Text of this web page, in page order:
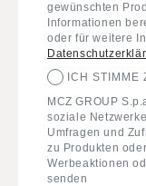
gewünschten
Informationen
oder für weitere
ICH STIMME
MCZ GROUP
soziale
Umfragen und
zu Produkten
Werbeaktionen
senden